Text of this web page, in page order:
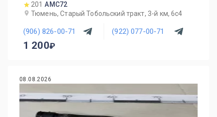
201 AMC72
Тюмень, Старый Тобольский тракт, 3-й км, 6с4
(906) 826-00-71 (922) 077-00-71
1 200
08.08.2026